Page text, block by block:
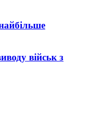
військ з